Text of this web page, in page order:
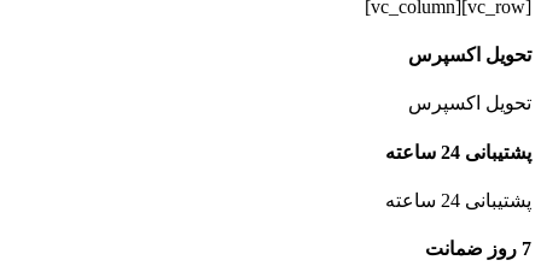
[vc_row][vc_column]
تحویل اکسپرس
تحویل اکسپرس
پشتیبانی 24 ساعته
پشتیبانی 24 ساعته
7 روز ضمانت